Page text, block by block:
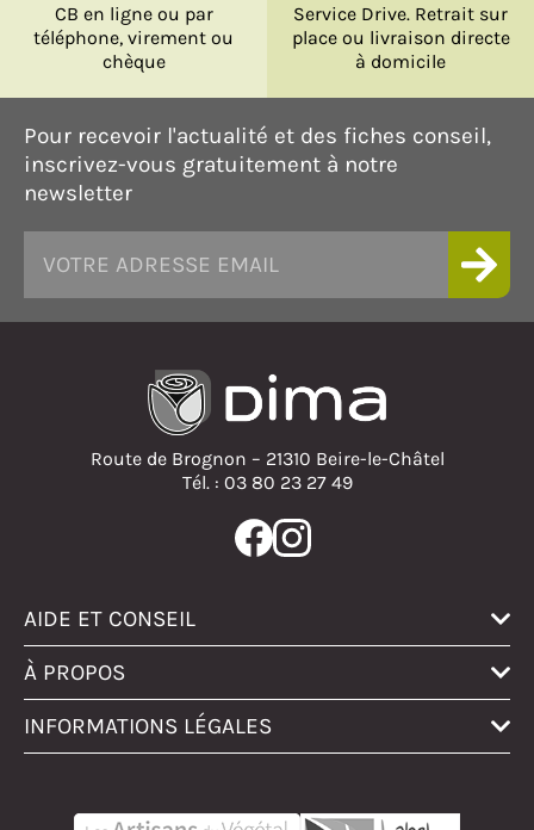
CB en ligne ou par
téléphone, virement ou
chèque
Service Drive. Retrait sur
place ou livraison directe
à domicile
Pour recevoir l'actualité et des fiches conseil,
inscrivez-vous gratuitement à notre
newsletter
Route de Brognon – 21310 Beire-le-Châtel
Tél. : 03 80 23 27 49
AIDE ET CONSEIL
À PROPOS
INFORMATIONS LÉGALES